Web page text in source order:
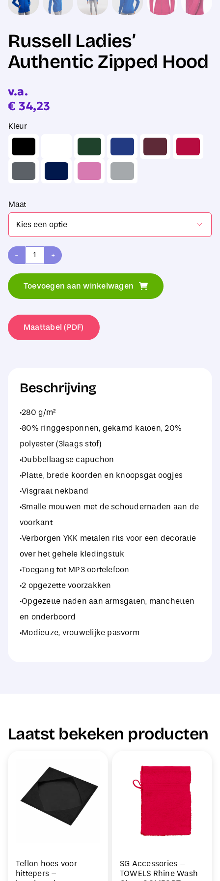
Russell Ladies’
Authentic Zipped Hood
v.a.
€ 34,23
Kleur
Maat

Russell
Authentic
Hood
aantal
Toevoegen aan winkelwagen
Maattabel (PDF)
Beschrijving
·280 g/m²
·80% ringgesponnen, gekamd katoen, 20%
polyester (3laags stof)
·Dubbellaagse capuchon
·Platte, brede koorden en knoopsgat oogjes
·Visgraat nekband
·Smalle mouwen met de schoudernaden aan de
voorkant
·Verborgen YKK metalen rits voor een decoratie
over het gehele kledingstuk
·Toegang tot MP3 oortelefoon
·2 opgezette voorzakken
·Opgezette naden aan armsgaten, manchetten
en onderboord
·Modieuze, vrouwelijke pasvorm
Laatst bekeken producten
Teflon hoes voor
hittepers –
SG Accessories –
TOWELS Rhine Wash